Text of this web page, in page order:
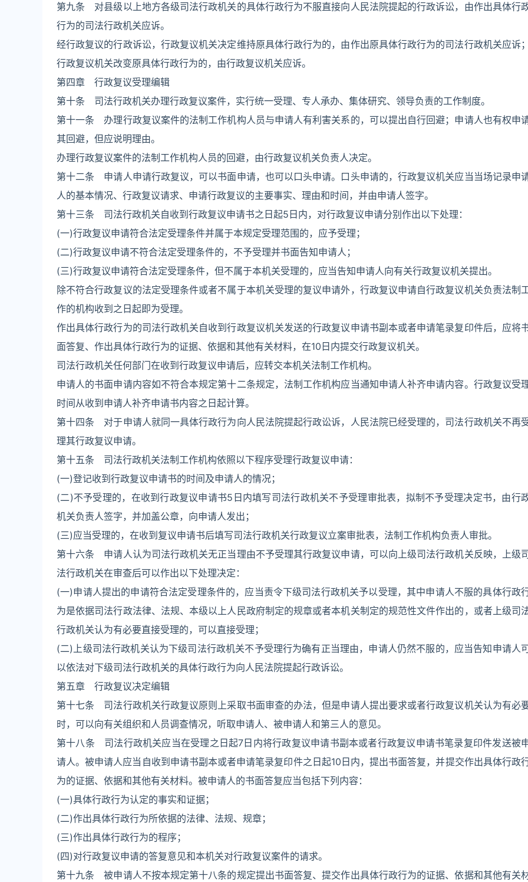
第九条 对县级以上地方各级司法行政机关的具体行政行为不服直接向人民法院提起的行政诉讼，由作出具体行
行为的司法行政机关应诉。
经行政复议的行政诉讼，行政复议机关决定维持原具体行政行为的，由作出原具体行政行为的司法行政机关应诉
行政复议机关改变原具体行政行为的，由行政复议机关应诉。
第四章 行政复议受理编辑
第十条 司法行政机关办理行政复议案件，实行统一受理、专人承办、集体研究、领导负责的工作制度。
第十一条 办理行政复议案件的法制工作机构人员与申请人有利害关系的，可以提出自行回避；申请人也有权申
其回避，但应说明理由。
办理行政复议案件的法制工作机构人员的回避，由行政复议机关负责人决定。
第十二条 申请人申请行政复议，可以书面申请，也可以口头申请。口头申请的，行政复议机关应当当场记录申
人的基本情况、行政复议请求、申请行政复议的主要事实、理由和时间，并由申请人签字。
第十三条 司法行政机关自收到行政复议申请书之日起5日内，对行政复议申请分别作出以下处理：
(一)行政复议申请符合法定受理条件并属于本规定受理范围的，应予受理；
(二)行政复议申请不符合法定受理条件的，不予受理并书面告知申请人；
(三)行政复议申请符合法定受理条件，但不属于本机关受理的，应当告知申请人向有关行政复议机关提出。
除不符合行政复议的法定受理条件或者不属于本机关受理的复议申请外，行政复议申请自行政复议机关负责法制
作的机构收到之日起即为受理。
作出具体行政行为的司法行政机关自收到行政复议机关发送的行政复议申请书副本或者申请笔录复印件后，应将
面答复、作出具体行政行为的证据、依据和其他有关材料，在10日内提交行政复议机关。
司法行政机关任何部门在收到行政复议申请后，应转交本机关法制工作机构。
申请人的书面申请内容如不符合本规定第十二条规定，法制工作机构应当通知申请人补齐申请内容。行政复议受
时间从收到申请人补齐申请书内容之日起计算。
第十四条 对于申请人就同一具体行政行为向人民法院提起行政讼诉，人民法院已经受理的，司法行政机关不再
理其行政复议申请。
第十五条 司法行政机关法制工作机构依照以下程序受理行政复议申请：
(一)登记收到行政复议申请书的时间及申请人的情况；
(二)不予受理的，在收到行政复议申请书5日内填写司法行政机关不予受理审批表，拟制不予受理决定书，由行
机关负责人签字，并加盖公章，向申请人发出；
(三)应当受理的，在收到复议申请书后填写司法行政机关行政复议立案审批表，法制工作机构负责人审批。
第十六条 申请人认为司法行政机关无正当理由不予受理其行政复议申请，可以向上级司法行政机关反映，上级
法行政机关在审查后可以作出以下处理决定：
(一)申请人提出的申请符合法定受理条件的，应当责令下级司法行政机关予以受理，其中申请人不服的具体行政
为是依据司法行政法律、法规、本级以上人民政府制定的规章或者本机关制定的规范性文件作出的，或者上级司
行政机关认为有必要直接受理的，可以直接受理；
(二)上级司法行政机关认为下级司法行政机关不予受理行为确有正当理由，申请人仍然不服的，应当告知申请人
以依法对下级司法行政机关的具体行政行为向人民法院提起行政诉讼。
第五章 行政复议决定编辑
第十七条 司法行政机关行政复议原则上采取书面审查的办法，但是申请人提出要求或者行政复议机关认为有必
时，可以向有关组织和人员调查情况，听取申请人、被申请人和第三人的意见。
第十八条 司法行政机关应当在受理之日起7日内将行政复议申请书副本或者行政复议申请书笔录复印件发送被
请人。被申请人应当自收到申请书副本或者申请笔录复印件之日起10日内，提出书面答复，并提交作出具体行政
为的证据、依据和其他有关材料。被申请人的书面答复应当包括下列内容：
(一)具体行政行为认定的事实和证据；
(二)作出具体行政行为所依据的法律、法规、规章；
(三)作出具体行政行为的程序；
(四)对行政复议申请的答复意见和本机关对行政复议案件的请求。
第十九条 被申请人不按本规定第十八条的规定提出书面答复、提交作出具体行政行为的证据、依据和其他有关